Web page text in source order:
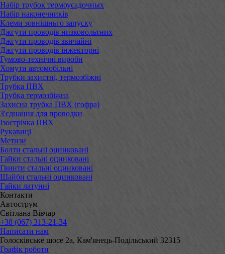
Набір трубок термоусадочных
Набір наконечників
Клеми зовнішньго запуску
Джгути проводів низковольтних
Джгути проводів звичайні
Джгути проводів інжекторні
Гумово-технічні вироби
Хомути автомобільні
Трубки захистні, термозбіжні
Трубка ПВХ
Трубка термозбіжна
Захисна трубка ПВХ (гофра)
З'єднання для проводки
Ізострічка ПВХ
Рукавиці
Метизи
Болти стальні оцинковані
Гайки стальні оцинковані
Гвинти стальні оцинковані
Шайби стальні оцинковані
Гайки латунні
Контакти
Автострум
Світлана Вівчар
+38 (067) 313-21-34
Написати нам
Голосківське шосе 2а, Кам'янець-Подільський 32315
Графік роботи